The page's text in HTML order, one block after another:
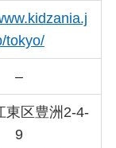
tokyo/
–
東区豊洲2-4-
9